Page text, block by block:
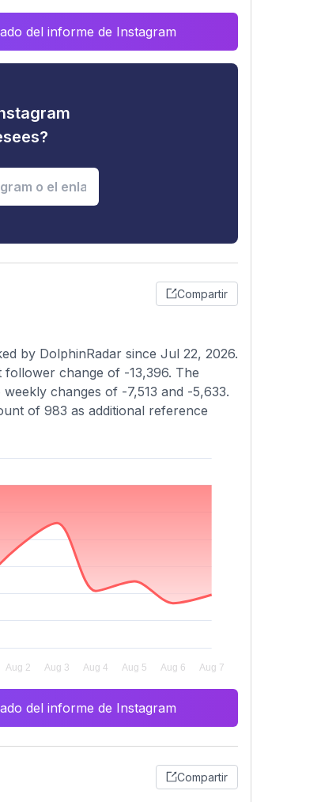
del informe de Instagram
Compartir
by DolphinRadar since Jul 22, 2026.
change of -13,396. The
changes of -7,513 and -5,633.
of 983 as additional reference
del informe de Instagram
Compartir